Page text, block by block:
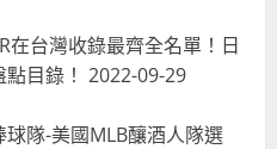
在台灣收錄最齊全名單！日
目錄！ 2022-09-29
隊-美國MLB釀酒人隊選
喝珍奶、波霸奶茶奧地利
奶茶門市顧客大排長龍